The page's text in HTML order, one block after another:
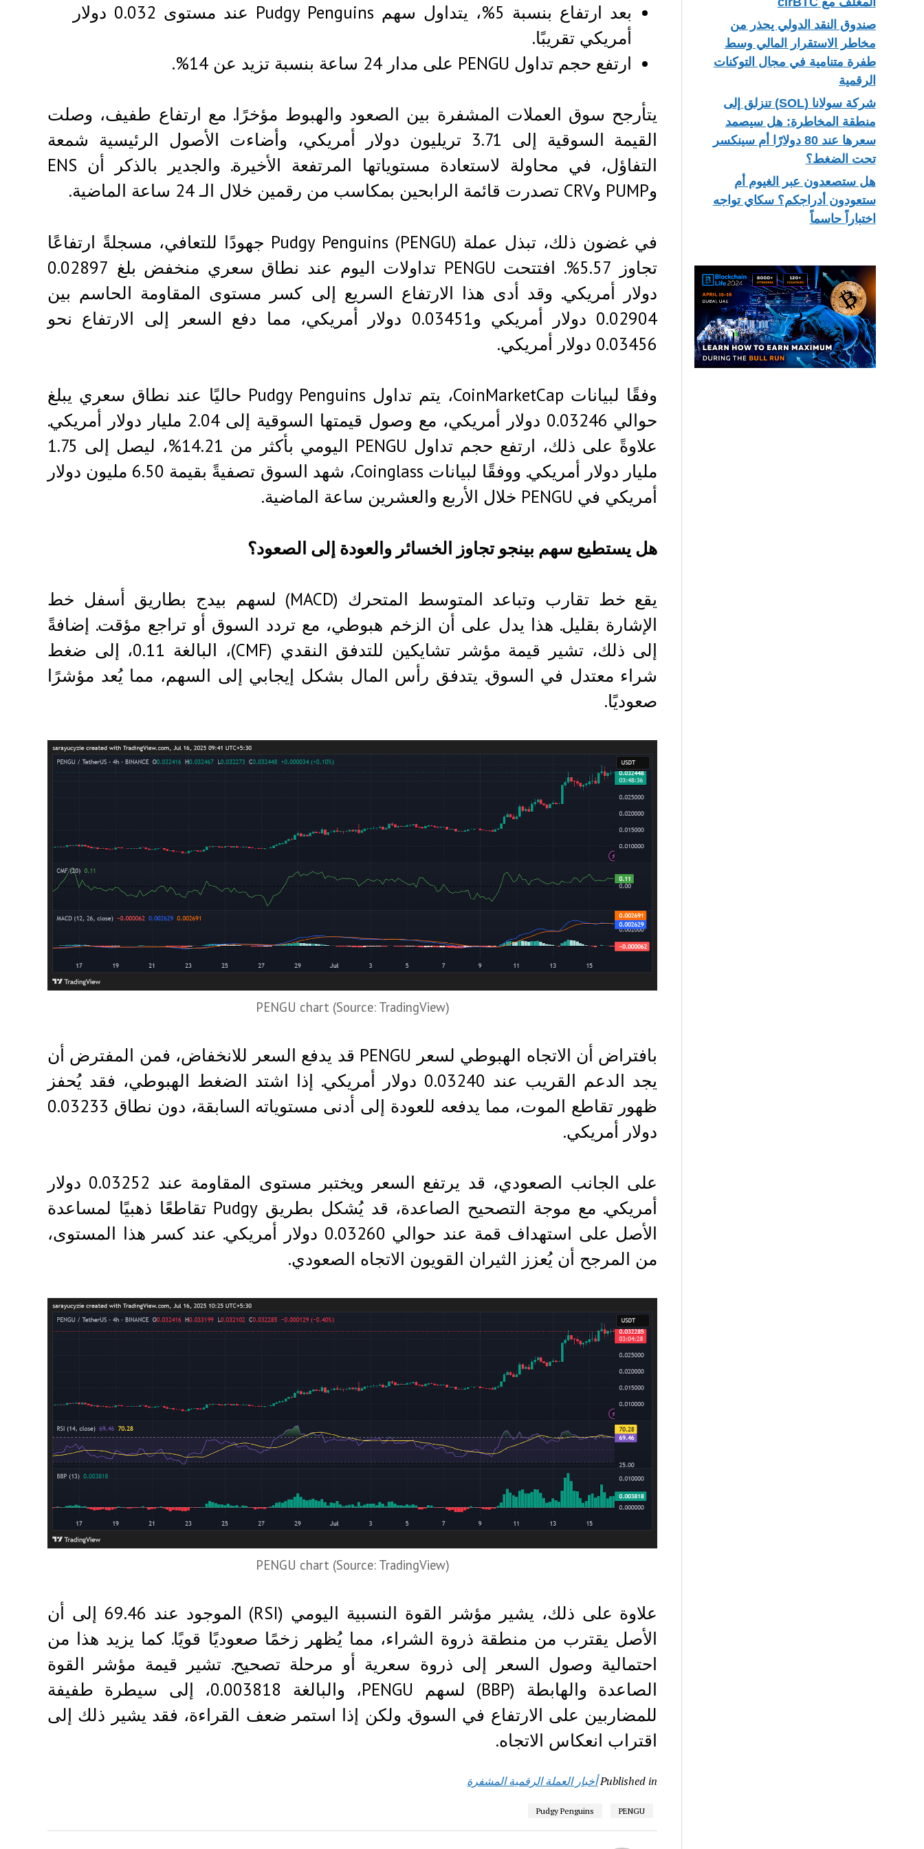
صندوق النقد الدولي يحذر من
مخاطر الاستقرار المالي وسط
طفرة متنامية في مجال التوكنات
الرقمية
شركة سولانا (SOL) تنزلق إلى
منطقة المخاطرة: هل سيصمد
سعرها عند 80 دولارًا أم سينكسر
تحت الضغط؟
هل ستصعدون عبر الغيوم أم
ستعودون أدراجكم؟ سكاي تواجه
اختباراً حاسماً
بعد ارتفاع بنسبة 5%، يتداول سهم Pudgy Penguins عند مستوى 0.032 دولار
أمريكي تقريبًا.
ارتفع حجم تداول PENGU على مدار 24 ساعة بنسبة تزيد عن 14%.
يتأرجح سوق العملات المشفرة بين الصعود والهبوط مؤخرًا. مع ارتفاع طفيف، وصلت
القيمة السوقية إلى 3.71 تريليون دولار أمريكي، وأضاءت الأصول الرئيسية شمعة
التفاؤل، في محاولة لاستعادة مستوياتها المرتفعة الأخيرة. والجدير بالذكر أن ENS
وPUMP وCRV تصدرت قائمة الرابحين بمكاسب من رقمين خلال الـ 24 ساعة الماضية.
في غضون ذلك، تبذل عملة Pudgy Penguins (PENGU) جهودًا للتعافي، مسجلةً ارتفاعًا
تجاوز 5.57%. افتتحت PENGU تداولات اليوم عند نطاق سعري منخفض بلغ 0.02897
دولار أمريكي. وقد أدى هذا الارتفاع السريع إلى كسر مستوى المقاومة الحاسم بين
0.02904 دولار أمريكي و0.03451 دولار أمريكي، مما دفع السعر إلى الارتفاع نحو
0.03456 دولار أمريكي.
وفقًا لبيانات CoinMarketCap، يتم تداول Pudgy Penguins حاليًا عند نطاق سعري يبلغ
حوالي 0.03246 دولار أمريكي، مع وصول قيمتها السوقية إلى 2.04 مليار دولار أمريكي.
علاوةً على ذلك، ارتفع حجم تداول PENGU اليومي بأكثر من 14.21%، ليصل إلى 1.75
مليار دولار أمريكي. ووفقًا لبيانات Coinglass، شهد السوق تصفيةً بقيمة 6.50 مليون دولار
أمريكي في PENGU خلال الأربع والعشرين ساعة الماضية.
هل يستطيع سهم بينجو تجاوز الخسائر والعودة إلى الصعود؟
يقع خط تقارب وتباعد المتوسط المتحرك (MACD) لسهم بيدج بطاريق أسفل خط
الإشارة بقليل. هذا يدل على أن الزخم هبوطي، مع تردد السوق أو تراجع مؤقت. إضافةً
إلى ذلك، تشير قيمة مؤشر تشايكين للتدفق النقدي (CMF)، البالغة 0.11، إلى ضغط
شراء معتدل في السوق. يتدفق رأس المال بشكل إيجابي إلى السهم، مما يُعد مؤشرًا
صعوديًا.
PENGU chart (Source: TradingView)
بافتراض أن الاتجاه الهبوطي لسعر PENGU قد يدفع السعر للانخفاض، فمن المفترض أن
يجد الدعم القريب عند 0.03240 دولار أمريكي. إذا اشتد الضغط الهبوطي، فقد يُحفز
ظهور تقاطع الموت، مما يدفعه للعودة إلى أدنى مستوياته السابقة، دون نطاق 0.03233
دولار أمريكي.
على الجانب الصعودي، قد يرتفع السعر ويختبر مستوى المقاومة عند 0.03252 دولار
أمريكي. مع موجة التصحيح الصاعدة، قد يُشكل بطريق Pudgy تقاطعًا ذهبيًا لمساعدة
الأصل على استهداف قمة عند حوالي 0.03260 دولار أمريكي. عند كسر هذا المستوى،
من المرجح أن يُعزز الثيران القويون الاتجاه الصعودي.
PENGU chart (Source: TradingView)
علاوة على ذلك، يشير مؤشر القوة النسبية اليومي (RSI) الموجود عند 69.46 إلى أن
الأصل يقترب من منطقة ذروة الشراء، مما يُظهر زخمًا صعوديًا قويًا. كما يزيد هذا من
احتمالية وصول السعر إلى ذروة سعرية أو مرحلة تصحيح. تشير قيمة مؤشر القوة
الصاعدة والهابطة (BBP) لسهم PENGU، والبالغة 0.003818، إلى سيطرة طفيفة
للمضاربين على الارتفاع في السوق. ولكن إذا استمر ضعف القراءة، فقد يشير ذلك إلى
اقتراب انعكاس الاتجاه.
Published inأخبار العملة الرقمية المشفرة
PENGU
Pudgy Penguins